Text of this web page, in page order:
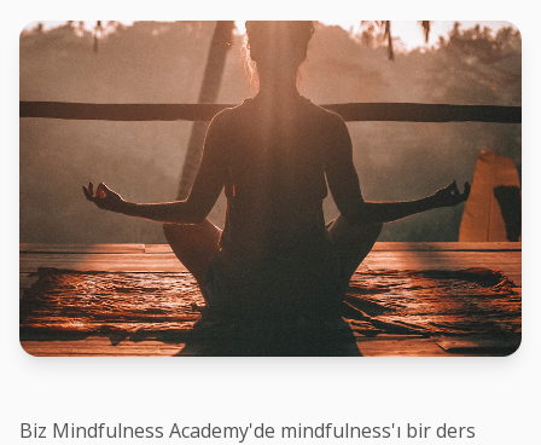
Biz Mindfulness Academy'de mindfulness'ı bir ders